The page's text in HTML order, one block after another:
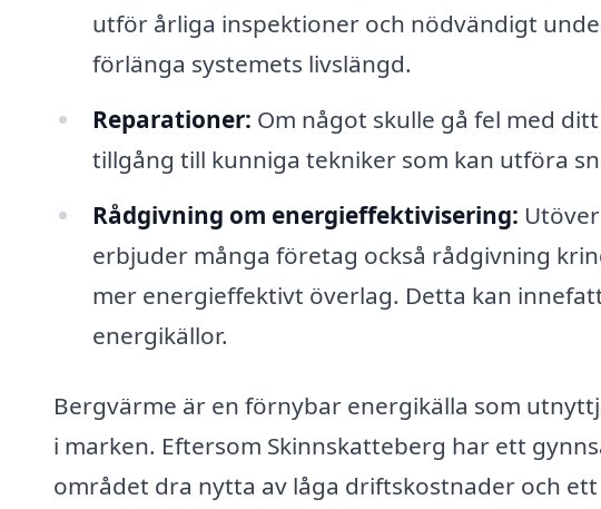
utför årliga inspektioner och nödvändigt
förlänga systemets livslängd.
Reparationer: Om något skulle gå fel med
tillgång till kunniga tekniker som kan utföra
Rådgivning om energieffektivisering:
erbjuder många företag också rådgivning
mer energieffektivt överlag. Detta kan
energikällor.
Bergvärme är en förnybar energikälla som
i marken. Eftersom Skinnskatteberg har ett
området dra nytta av låga driftskostnader och